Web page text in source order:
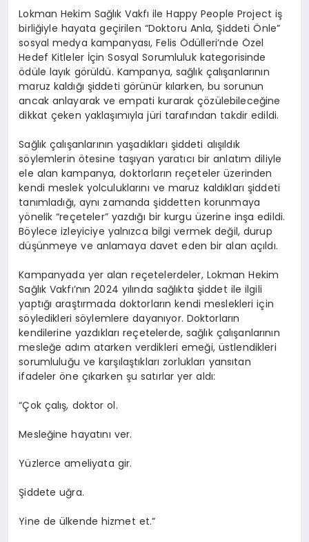
Lokman Hekim Sağlık Vakfı ile Happy People Project iş
birliğiyle hayata geçirilen “Doktoru Anla, Şiddeti Önle”
sosyal medya kampanyası,Felis Ödülleri’nde Özel
Hedef Kitleler İçin Sosyal Sorumlulukkategorisinde
ödüle layık görüldü. Kampanya, sağlık çalışanlarının
maruz kaldığı şiddeti görünür kılarken, bu sorunun
ancak anlayarak ve empati kurarak çözülebileceğine
dikkat çeken yaklaşımıyla jüri tarafından takdir edildi.
Sağlık çalışanlarının yaşadıkları şiddeti alışıldık
söylemlerin ötesine taşıyan yaratıcı bir anlatım diliyle
ele alan kampanya, doktorların reçeteler üzerinden
kendi meslek yolculuklarını ve maruz kaldıkları şiddeti
tanımladığı, aynı zamanda şiddetten korunmaya
yönelik “reçeteler” yazdığı bir kurgu üzerine inşa edildi.
Böylece izleyiciye yalnızca bilgi vermek değil, durup
düşünmeye ve anlamaya davet eden bir alan açıldı.
Kampanyada yer alan reçetelerdeler, Lokman Hekim
Sağlık Vakfı’nın 2024 yılında sağlıkta şiddet ile ilgili
yaptığı araştırmada doktorların kendi meslekleri için
söyledikleri söylemlere dayanıyor. Doktorların
kendilerine yazdıkları reçetelerde, sağlık çalışanlarının
mesleğe adım atarken verdikleri emeği, üstlendikleri
sorumluluğu ve karşılaştıkları zorlukları yansıtan
ifadeler öne çıkarken şu satırlar yer aldı:
“Çok çalış, doktor ol.
Mesleğine hayatını ver.
Yüzlerce ameliyata gir.
Şiddete uğra.
Yine de ülkende hizmet et.”